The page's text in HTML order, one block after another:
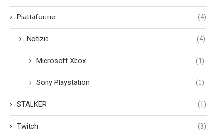
Piattaforme (4)
Notizie (4)
Microsoft Xbox (1)
Sony Playstation (3)
STALKER (1)
Twitch (8)